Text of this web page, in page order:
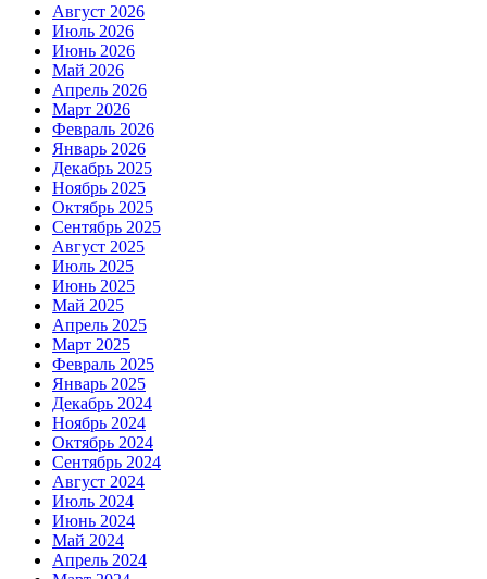
Август 2026
Июль 2026
Июнь 2026
Май 2026
Апрель 2026
Март 2026
Февраль 2026
Январь 2026
Декабрь 2025
Ноябрь 2025
Октябрь 2025
Сентябрь 2025
Август 2025
Июль 2025
Июнь 2025
Май 2025
Апрель 2025
Март 2025
Февраль 2025
Январь 2025
Декабрь 2024
Ноябрь 2024
Октябрь 2024
Сентябрь 2024
Август 2024
Июль 2024
Июнь 2024
Май 2024
Апрель 2024